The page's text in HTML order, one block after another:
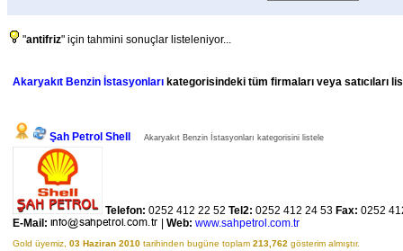
"antifriz" için tahmini sonuçlar listeleniyor...
Akaryakıt Benzin İstasyonları kategorisindeki tüm firmaları veya satıcıları
Şah Petrol Shell Akaryakıt Benzin İstasyonları kategorisini listele
Telefon: 0252 412 22 52 Tel2: 0252 412 24 53 Fax: 0252
E-Mail:
Web: www.sahpetrol.com.tr
Gold üyemiz, 03 Haziran 2010 tarihinden bugüne toplam 213,762 gösterim almıştır.